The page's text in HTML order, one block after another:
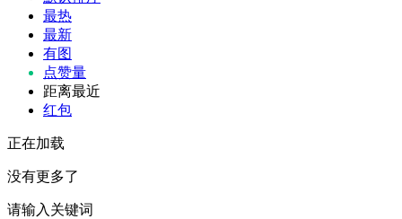
最热
最新
有图
点赞量
距离最近
红包
正在加载
没有更多了
请输入关键词